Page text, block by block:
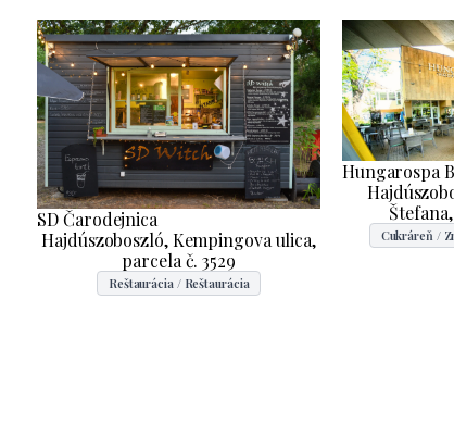
SD Čarodejnica
Hajdúszoboszló, Kempingova ulica,
parcela č. 3529
Reštaurácia / Reštaurácia
Hungarospa
Cukráreň /